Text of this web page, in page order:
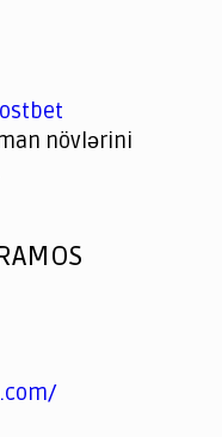
növlərini